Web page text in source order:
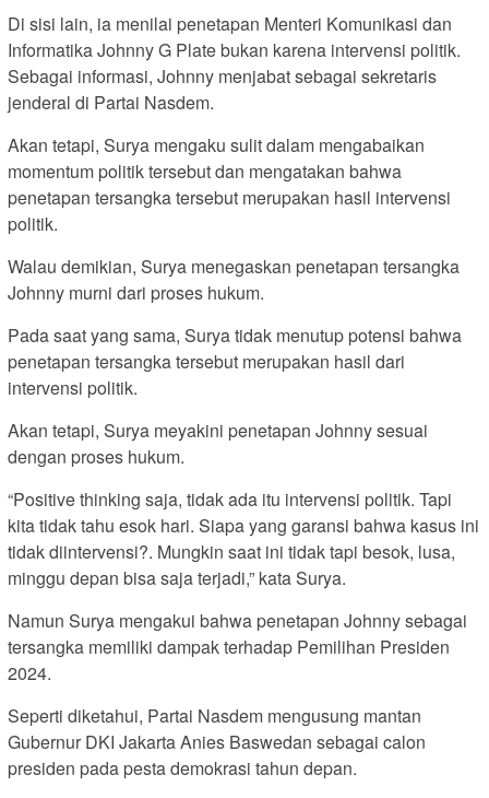
Di sisi lain, ia menilai penetapan Menteri Komunikasi dan
Informatika Johnny G Plate bukan karena intervensi politik.
Sebagai informasi, Johnny menjabat sebagai sekretaris
jenderal di Partai Nasdem.
Akan tetapi, Surya mengaku sulit dalam mengabaikan
momentum politik tersebut dan mengatakan bahwa
penetapan tersangka tersebut merupakan hasil intervensi
politik.
Walau demikian, Surya menegaskan penetapan tersangka
Johnny murni dari proses hukum.
Pada saat yang sama, Surya tidak menutup potensi bahwa
penetapan tersangka tersebut merupakan hasil dari
intervensi politik.
Akan tetapi, Surya meyakini penetapan Johnny sesuai
dengan proses hukum.
“Positive thinking saja, tidak ada itu intervensi politik. Tapi
kita tidak tahu esok hari. Siapa yang garansi bahwa kasus ini
tidak diintervensi?. Mungkin saat ini tidak tapi besok, lusa,
minggu depan bisa saja terjadi,” kata Surya.
Namun Surya mengakui bahwa penetapan Johnny sebagai
tersangka memiliki dampak terhadap Pemilihan Presiden
2024.
Seperti diketahui, Partai Nasdem mengusung mantan
Gubernur DKI Jakarta Anies Baswedan sebagai calon
presiden pada pesta demokrasi tahun depan.